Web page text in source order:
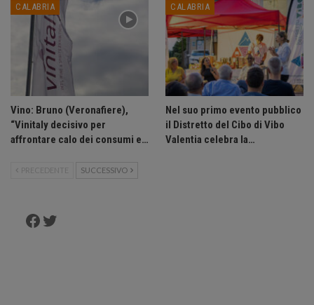
CALABRIA
Vino: Bruno (Veronafiere),
“Vinitaly decisivo per
affrontare calo dei consumi e…
CALABRIA
Nel suo primo evento pubblico
il Distretto del Cibo di Vibo
Valentia celebra la…
PRECEDENTE SUCCESSIVO
Facebook
Twitter